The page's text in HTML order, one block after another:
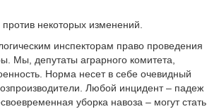
против некоторых изменений.
инспекторам право проведения
Мы, депутаты аграрного комитета,
Норма несет в себе очевидный
Любой инцидент – падеж
уборка навоза – могут стать